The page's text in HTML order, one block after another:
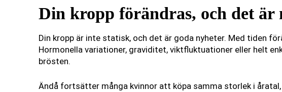
Din kropp förändras, och det är
Din kropp är inte statisk, och det är goda nyheter. Med tiden
Hormonella variationer, graviditet, viktfluktuationer eller helt
brösten.
Ändå fortsätter många kvinnor att köpa samma storlek i